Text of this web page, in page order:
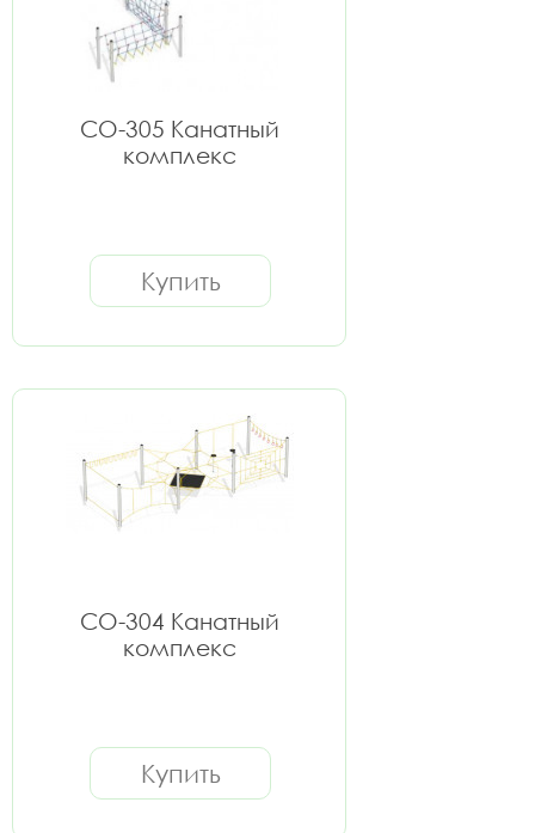
СО-305 Канатный
комплекс
Купить
СО-304 Канатный
комплекс
Купить